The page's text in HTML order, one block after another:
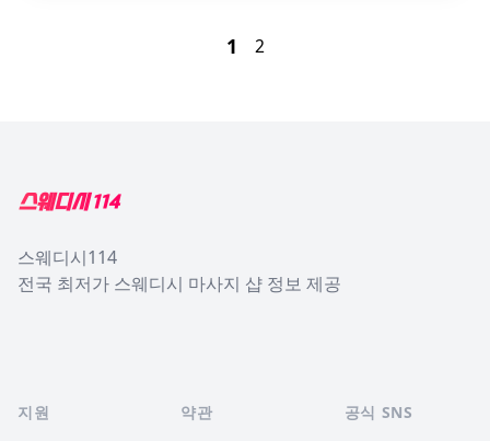
1 2
스웨디시114
전국 최저가 스웨디시 마사지 샵 정보 제공
지원 약관 공식 SNS